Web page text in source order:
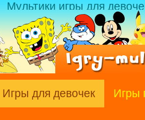
Мультики игры для
Игры для девочек Игры